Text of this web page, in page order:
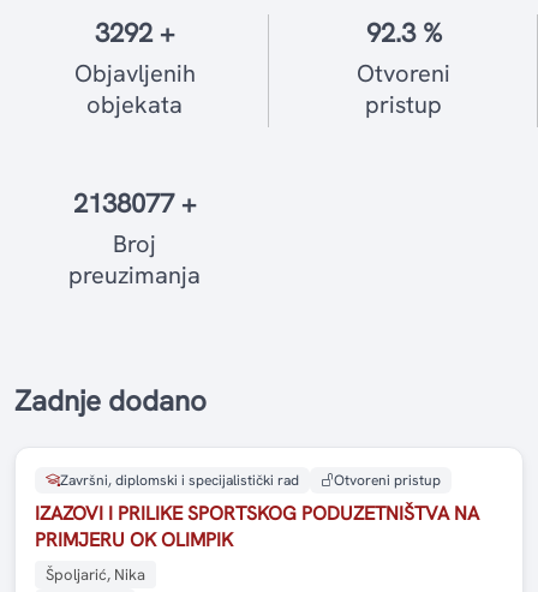
3292 +
Objavljenih
objekata
92.3 %
Otvoreni
pristup
2138077 +
Broj
preuzimanja
Zadnje dodano
Završni, diplomski i specijalistički rad Otvoreni pristup
IZAZOVI I PRILIKE SPORTSKOG PODUZETNIŠTVA NA
PRIMJERU OK OLIMPIK
Špoljarić, Nika